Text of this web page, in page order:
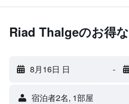
Riad Thalgeのお得
8月16日 日 -
宿泊者2名, 1​部屋